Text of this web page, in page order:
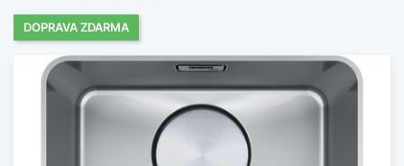
DOPRAVA ZDARMA